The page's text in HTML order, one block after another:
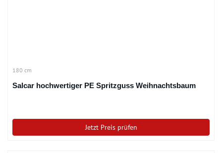
180 cm
Salcar hochwertiger PE Spritzguss Weihnachtsbaum
Jetzt Preis prüfen